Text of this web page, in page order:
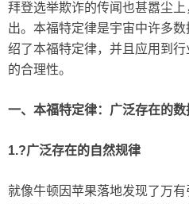
拜登选举欺诈的传闻也甚嚣尘
出。本福特定律是宇宙中许多
绍了本福特定律，并且应用到
的合理性。
一、 本福特定律：广泛存在的数
1.?广泛存在的自然规律
就像牛顿因苹果落地发现了万